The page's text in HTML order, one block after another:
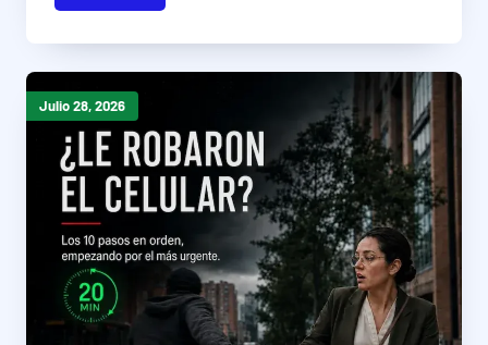
Julio 28, 2026